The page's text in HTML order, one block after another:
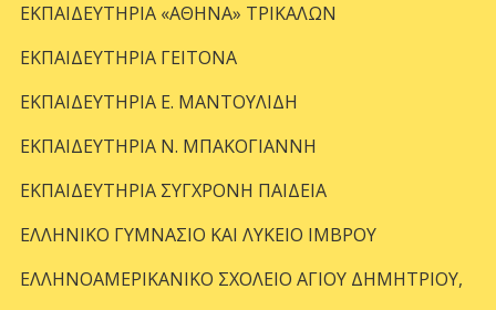
ΕΚΠΑΙΔΕΥΤΗΡΙΑ «ΑΘΗΝΑ» ΤΡΙΚΑΛΩΝ
ΕΚΠΑΙΔΕΥΤΗΡΙΑ ΓΕΙΤΟΝΑ
ΕΚΠΑΙΔΕΥΤΗΡΙΑ Ε. ΜΑΝΤΟΥΛΙΔΗ
ΕΚΠΑΙΔΕΥΤΗΡΙΑ Ν. ΜΠΑΚΟΓΙΑΝΝΗ
ΕΚΠΑΙΔΕΥΤΗΡΙΑ ΣΥΓΧΡΟΝΗ ΠΑΙΔΕΙΑ
ΕΛΛΗΝΙΚΟ ΓΥΜΝΑΣΙΟ ΚΑΙ ΛΥΚΕΙΟ ΙΜΒΡΟΥ
ΕΛΛΗΝΟΑΜΕΡΙΚΑΝΙΚΟ ΣΧΟΛΕΙΟ ΑΓΙΟΥ ΔΗΜΗΤΡΙΟΥ,